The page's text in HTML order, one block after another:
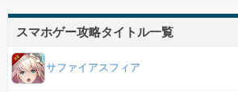
スマホゲー攻略タイトル一覧
サファイアスフィア